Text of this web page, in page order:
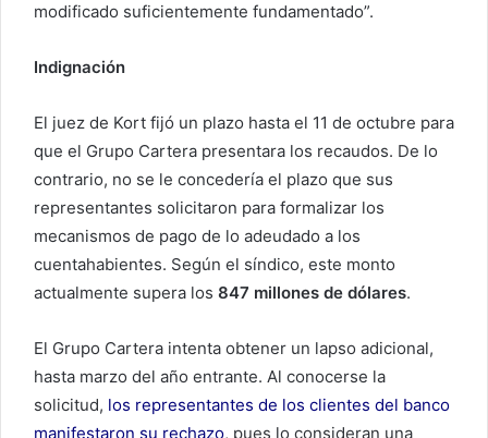
modificado suficientemente fundamentado”.
Indignación
El juez de Kort fijó un plazo hasta el 11 de octubre para
que el Grupo Cartera presentara los recaudos. De lo
contrario, no se le concedería el plazo que sus
representantes solicitaron para formalizar los
mecanismos de pago de lo adeudado a los
cuentahabientes. Según el síndico, este monto
actualmente supera los 847 millones de dólares.
El Grupo Cartera intenta obtener un lapso adicional,
hasta marzo del año entrante. Al conocerse la
solicitud, los representantes de los clientes del banco
manifestaron su rechazo, pues lo consideran una